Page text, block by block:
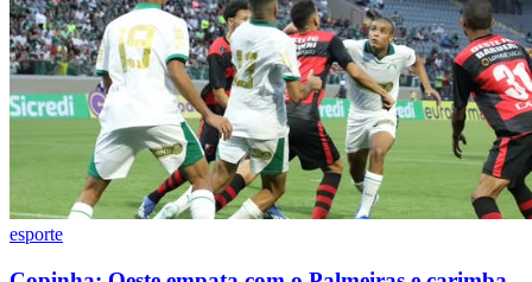
Bairros de Barueri
Selecione sua região Para notícias da sua região
Aldeia Aldeia da SerraAldeia de Barueri AlphavilleBairro
BelvalBethavilleBoa
CalifórniaCarapicuíba CentroChácaras Marco
CotiaCruz PretaEngenho NovoFazenda
MilitarItapeviJandiraJardim AudirJardim BelvalJardim
Califórnia
Esperança
Jardim Itaquiti
Jardim
esporte